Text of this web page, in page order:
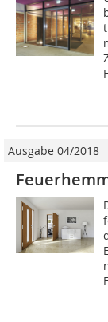
Ausgabe 04/2018